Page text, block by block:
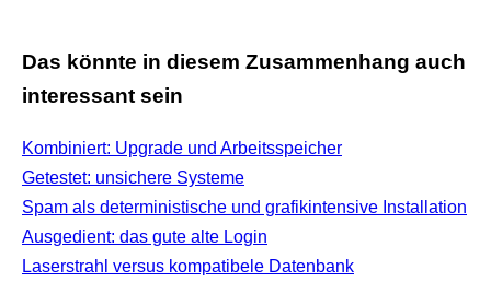
Das könnte in diesem Zusammenhang auch
interessant sein
Kombiniert: Upgrade und Arbeitsspeicher
Getestet: unsichere Systeme
Spam als deterministische und grafikintensive Installation
Ausgedient: das gute alte Login
Laserstrahl versus kompatibele Datenbank